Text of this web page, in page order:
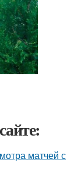
матчей с